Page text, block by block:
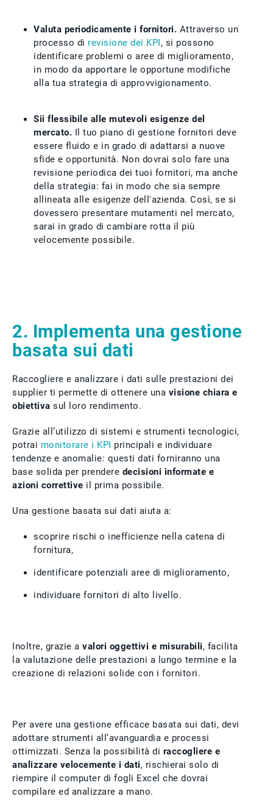
Valuta periodicamente i fornitori. Attraverso un
processo di revisione dei KPI , si possono
identificare problemi o aree di miglioramento,
in modo da apportare le opportune modifiche
alla tua strategia di approvvigionamento.
Sii flessibile alle mutevoli esigenze del
mercato. Il tuo piano di gestione fornitori deve
essere fluido e in grado di adattarsi a nuove
sfide e opportunità. Non dovrai solo fare una
revisione periodica dei tuoi fornitori, ma anche
della strategia: fai in modo che sia sempre
allineata alle esigenze dell'azienda. Così, se si
dovessero presentare mutamenti nel mercato,
sarai in grado di cambiare rotta il più
velocemente possibile.
2. Implementa una gestione
basata sui dati
Raccogliere e analizzare i dati sulle prestazioni dei
supplier ti permette di ottenere una visione chiara e
obiettiva sul loro rendimento.
Grazie all’utilizzo di sistemi e strumenti tecnologici,
potrai monitorare i KPI principali e individuare
tendenze e anomalie: questi dati forniranno una
base solida per prendere decisioni informate e
azioni correttive il prima possibile.
Una gestione basata sui dati aiuta a:
scoprire rischi o inefficienze nella catena di
fornitura,
identificare potenziali aree di miglioramento,
individuare fornitori di alto livello.
Inoltre, grazie a valori oggettivi e misurabili, facilita
la valutazione delle prestazioni a lungo termine e la
creazione di relazioni solide con i fornitori.
Per avere una gestione efficace basata sui dati, devi
adottare strumenti all’avanguardia e processi
ottimizzati. Senza la possibilità di raccogliere e
analizzare velocemente i dati, rischierai solo di
riempire il computer di fogli Excel che dovrai
compilare ed analizzare a mano.